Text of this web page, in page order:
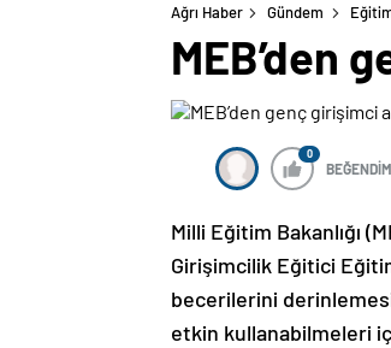
Ağrı Haber Gündem
MEB’den
0
BEĞENDİM
Milli Eğitim Bakanlığı
Girişimcilik Eğitici
becerilerini
etkin kullanabilmeleri